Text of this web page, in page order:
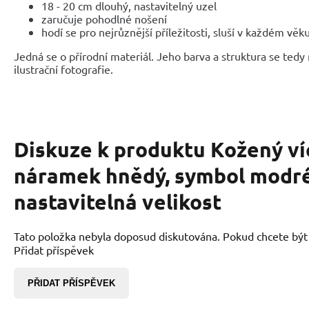
18 - 20 cm dlouhý, nastavitelný uzel
zaručuje pohodlné nošení
hodí se pro nejrůznější příležitosti, sluší v každém
Jedná se o přírodní materiál. Jeho barva a struktura se
ilustrační fotografie.
Diskuze k produktu Kožený
náramek hnědý, symbol
nastavitelná velikost
Tato položka nebyla doposud diskutována. Pokud chcete
Přidat příspěvek
PŘIDAT PŘÍSPĚVEK